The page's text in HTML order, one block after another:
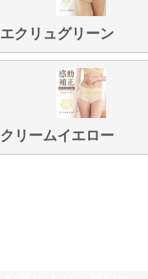
エクリュグリーン
クリームイエロー